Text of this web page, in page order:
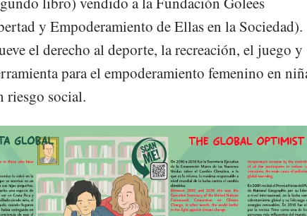
y Empoderamiento de Ellas en la Sociedad).
el derecho al deporte, la recreación, el juego y
para el empoderamiento femenino en
riesgo social.